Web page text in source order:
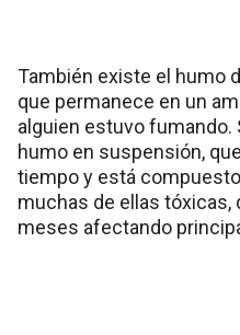
También existe el humo
que permanece en un
alguien estuvo fumando.
humo en suspensión,
tiempo y está
muchas de ellas
meses afectando